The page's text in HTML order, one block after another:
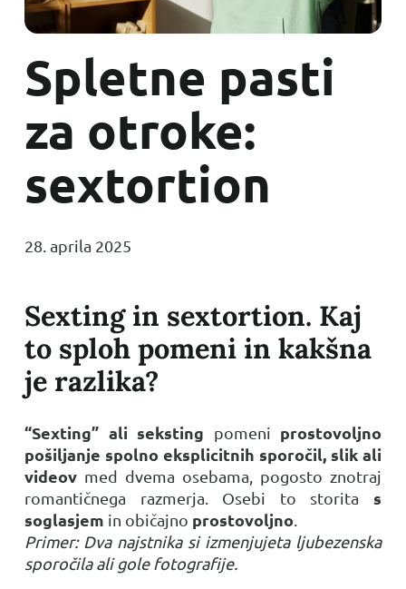
Spletne pasti
za otroke:
sextortion
28. aprila 2025
Sexting in sextortion. Kaj
to sploh pomeni in kakšna
je razlika?
“Sexting” ali seksting pomeni prostovoljno
pošiljanje spolno eksplicitnih sporočil, slik ali
videov med dvema osebama, pogosto znotraj
romantičnega razmerja. Osebi to storita s
soglasjem in običajno prostovoljno
Primer: Dva najstnika si izmenjujeta ljubezenska
sporočila ali gole fotografije.